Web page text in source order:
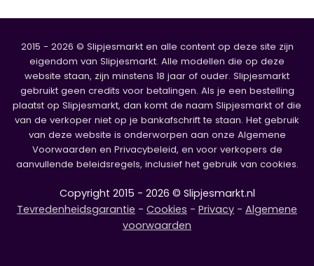
2015 - 2026 © Slipjesmarkt en alle content op deze site zijn
eigendom van Slipjesmarkt. Alle modellen die op deze
website staan, zijn minstens 18 jaar of ouder. Slipjesmarkt
gebruikt geen credits voor betalingen. Als je een bestelling
plaatst op Slipjesmarkt, dan komt de naam Slipjesmarkt of die
van de verkoper niet op je bankafschrift te staan. Het gebruik
van deze website is onderworpen aan onze Algemene
Voorwaarden en Privacybeleid, en voor verkopers de
aanvullende beleidsregels, inclusief het gebruik van cookies.
Copyright 2015 - 2026 © Slipjesmarkt.nl
Tevredenheidsgarantie - Cookies - Privacy - Algemene
voorwaarden